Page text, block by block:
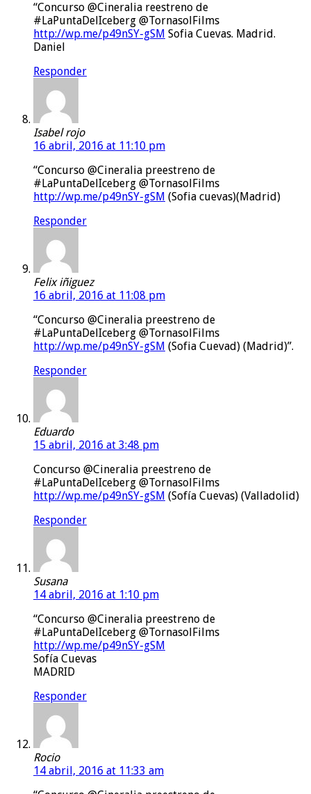
“Concurso @Cineralia reestreno de
#LaPuntaDelIceberg @TornasolFilms
http://wp.me/p49nSY-gSM Sofia Cuevas. Madrid.
Daniel
Responder
Isabel rojo
16 abril, 2016 at 11:10 pm
“Concurso @Cineralia preestreno de
#LaPuntaDelIceberg @TornasolFilms
http://wp.me/p49nSY-gSM (Sofia cuevas)(Madrid)
Responder
Felix iñiguez
16 abril, 2016 at 11:08 pm
“Concurso @Cineralia preestreno de
#LaPuntaDelIceberg @TornasolFilms
http://wp.me/p49nSY-gSM (Sofia Cuevad) (Madrid)”.
Responder
Eduardo
15 abril, 2016 at 3:48 pm
Concurso @Cineralia preestreno de
#LaPuntaDelIceberg @TornasolFilms
http://wp.me/p49nSY-gSM (Sofía Cuevas) (Valladolid)
Responder
Susana
14 abril, 2016 at 1:10 pm
“Concurso @Cineralia preestreno de
#LaPuntaDelIceberg @TornasolFilms
http://wp.me/p49nSY-gSM
Sofía Cuevas
MADRID
Responder
Rocio
14 abril, 2016 at 11:33 am